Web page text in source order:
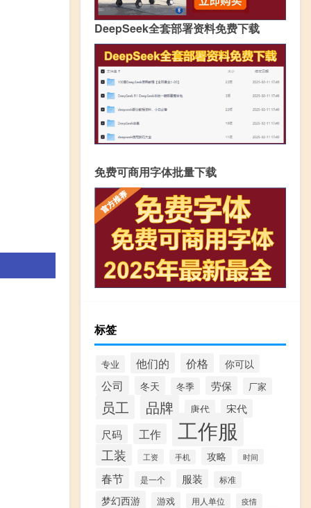
DeepSeek全套部署资料免费下载
免费可商用字体批量下载
标签
专业 他们的 价格 你可以
公司 冬天 冬季 劳保 厂家
员工 品牌 唐代
宋代
尺码
工作 工作服
工装 工资 手机 攻略 时间
春节 是一个 服装 标准
梦幻西游 游戏 用人单位 疫情